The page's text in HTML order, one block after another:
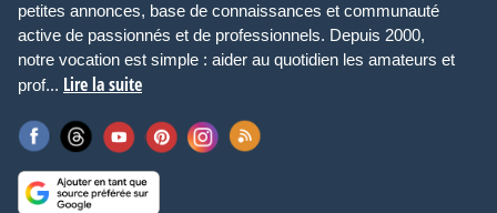
petites annonces, base de connaissances et communauté
active de passionnés et de professionnels. Depuis 2000,
notre vocation est simple : aider au quotidien les amateurs et
prof... Lire la suite